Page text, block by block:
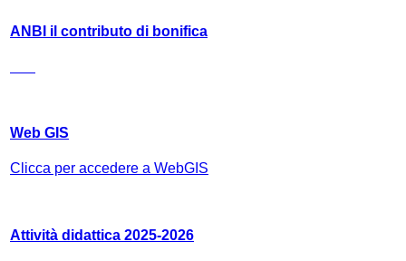
ANBI il contributo di bonifica
Web GIS
Clicca per accedere a WebGIS
Attività didattica 2025-2026